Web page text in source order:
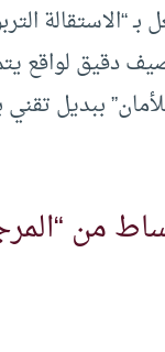
“الاستقالة
دقيق لواقع
ببديل تقني
من